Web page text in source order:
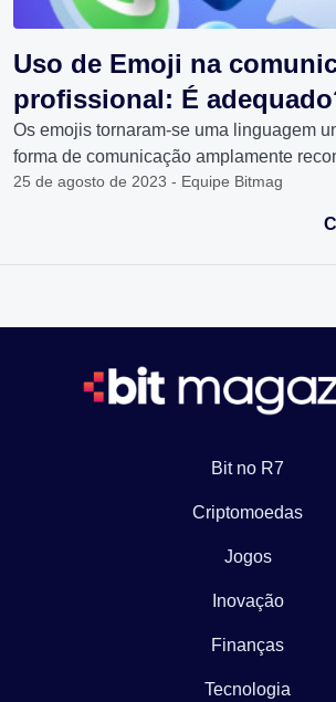
Uso de Emoji na
profissional: É
Os emojis tornaram-se uma linguagem
forma de comunicação amplamente
25 de agosto de 2023 - Equipe Bitmag
Bit no R7
Criptomoedas
Jogos
Inovação
Finanças
Tecnologia